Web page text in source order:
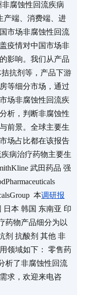
腐蚀性回流疾病
产端、消费端、进
市场非腐蚀性回流
疫情对中国市场非
影响。我们从产品
抗剂等，产品下游
等细分市场，通过
场非腐蚀性回流疾
析，判断非腐蚀性
前景。全球主要生
场占比都在该报告
病治疗药物主要生
武田药品 强
本调研报
本 韩国 东南亚 印
药物产品细分为以
剂 抗酸剂 其他 非
领域如下： 零售药
析了非腐蚀性回流
求，欢迎来电咨